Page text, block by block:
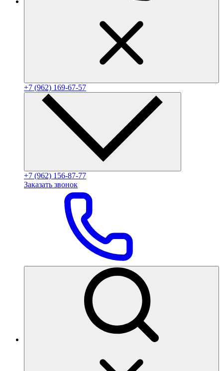
+7 (962) 169-67-57
+7 (962) 156-87-77
Заказать звонок